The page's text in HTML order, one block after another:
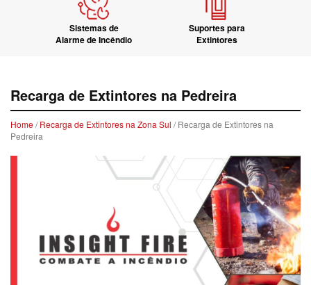
Sistemas de
Alarme de Incêndio
Suportes para
Extintores
Recarga de Extintores na Pedreira
Home/Recarga de Extintores na Zona Sul / Recarga de Extintores na
Pedreira